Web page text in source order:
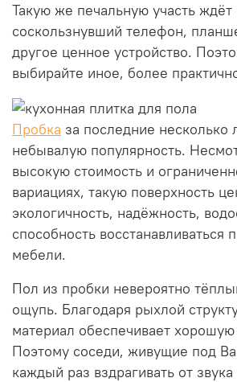
Такую же печальную участь ждёт
соскользнувший телефон,
другое ценное устройство.
выбирайте иное, более
Пробка за последние несколько
небывалую популярность.
высокую стоимость и
вариациях, такую поверхность
экологичность, надёжность,
способность восстанавливаться
мебели.
Пол из пробки невероятно
ощупь. Благодаря рыхлой
материал обеспечивает
Поэтому соседи, живущие под
каждый раз вздрагивать от